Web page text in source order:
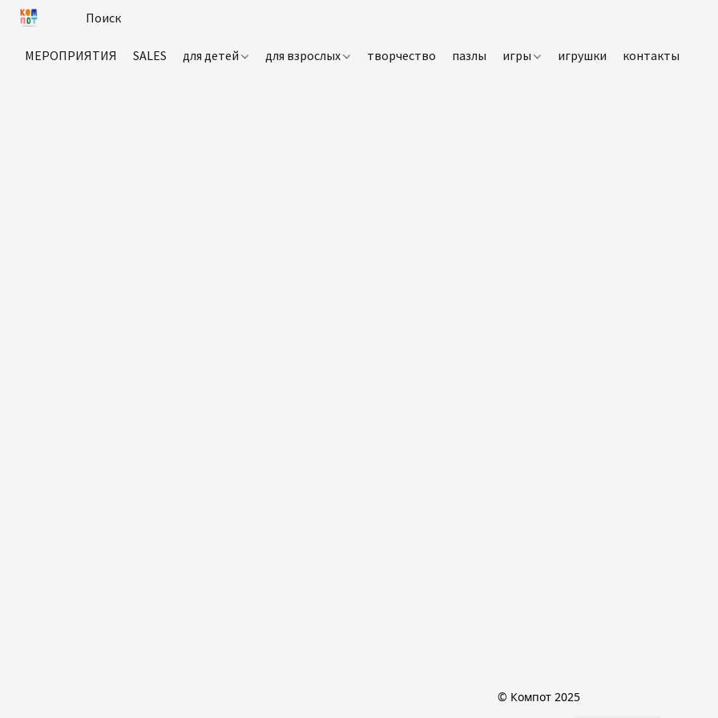
МЕРОПРИЯТИЯ SALES для детей для взрослых творчество пазлы игры игрушки контакты
© Компот 2025